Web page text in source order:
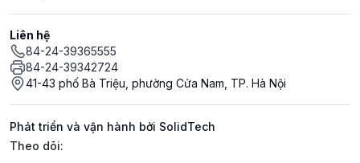
Liên hệ
84-24-39365555
84-24-39342724
41-43 phố Bà Triệu, phường Cửa Nam, TP. Hà Nội
Phát triển và vận hành bởi SolidTech
Mạng xã hội
Theo dõi: